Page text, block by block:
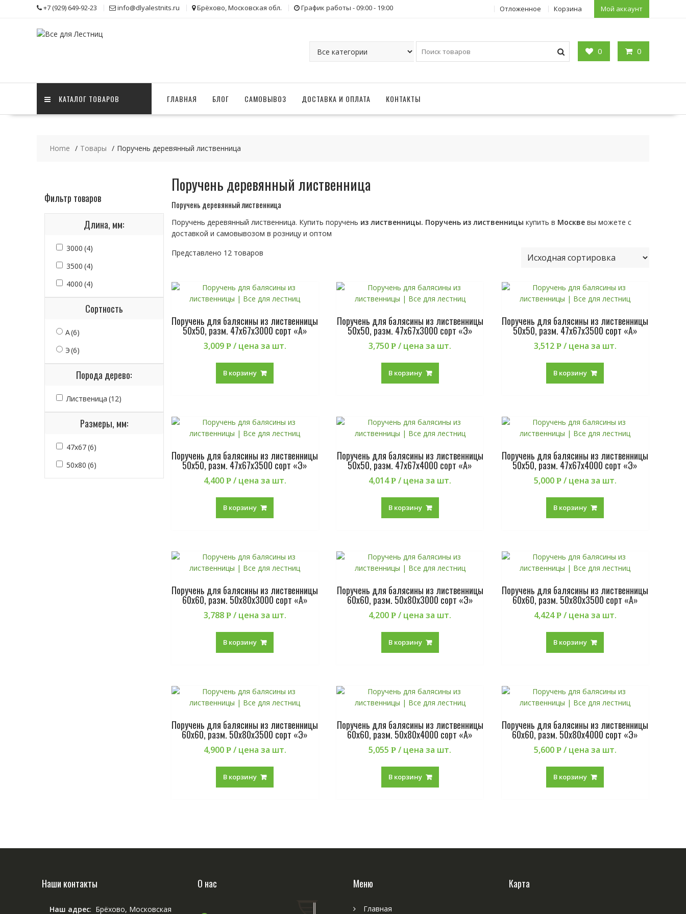
+7 (929) 649-92-23 info@dlyalestnits.ru Брёхово, Московская обл. График работы - 09:00 - 19:00 Отложенное Корзина Мой аккаунт
0 0
КАТАЛОГ ТОВАРОВ ГЛАВНАЯ БЛОГ САМОВЫВОЗ ДОСТАВКА И ОПЛАТА КОНТАКТЫ
Home Товары Поручень деревянный лиственница
Поручень деревянный лиственница
Поручень деревянный лиственница
Поручень деревянный лиственница. Купить поручень из лиственницы. Поручень из лиственницы купить в Москве вы можете с
доставкой и самовывозом в розницу и оптом
Представлено 12 товаров
Поручень для балясины из лиственницы
50х50, разм. 47х67х3000 сорт «А»
3,009 Р / цена за шт.
В корзину
Поручень для балясины из лиственницы
50х50, разм. 47х67х3000 сорт «Э»
3,750Р / цена за шт.
В корзину
Поручень для балясины из лиственницы
50х50, разм. 47х67х3500 сорт «А»
3,512 Р / цена за шт.
В корзину
Поручень для балясины из лиственницы
50х50, разм. 47х67х3500 сорт «Э»
4,400 Р / цена за шт.
В корзину
Поручень для балясины из лиственницы
50х50, разм. 47х67х4000 сорт «А»
4,014Р / цена за шт.
В корзину
Поручень для балясины из лиственницы
50х50, разм. 47х67х4000 сорт «Э»
5,000 Р / цена за шт.
В корзину
Поручень для балясины из лиственницы
60х60, разм. 50х80х3000 сорт «А»
3,788 Р / цена за шт.
В корзину
Поручень для балясины из лиственницы
60х60, разм. 50х80х3000 сорт «Э»
4,200Р / цена за шт.
В корзину
Поручень для балясины из лиственницы
60х60, разм. 50х80х3500 сорт «А»
4,424Р / цена за шт.
В корзину
Поручень для балясины из лиственницы
60х60, разм. 50х80х3500 сорт «Э»
4,900 Р / цена за шт.
В корзину
Поручень для балясины из лиственницы
60х60, разм. 50х80х4000 сорт «А»
5,055Р / цена за шт.
В корзину
Поручень для балясины из лиственницы
60х60, разм. 50х80х4000 сорт «Э»
5,600 Р / цена за шт.
В корзину
Фильтр товаров
Длина, мм:
3000 (4)
3500 (4)
4000 (4)
Сортность
А(6)
Э(6)
Порода дерево:
Лиственица (12)
Размеры, мм:
47х67(6)
50х80 (6)
Наши контакты
Наш адрес: Брёхово, Московская
О нас Меню
Главная
Карта